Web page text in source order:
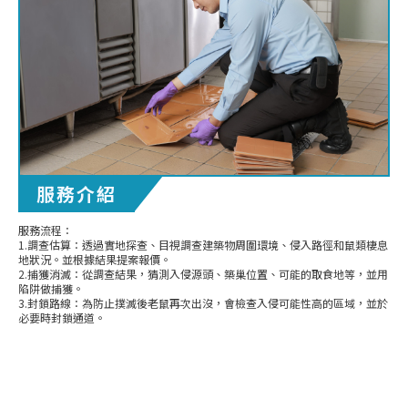
服務介紹
服務流程：
1.調查估算：透過實地探查、目視調查建築物周圍環境、侵入路徑和鼠類棲息
地狀況。並根據結果提案報價。
2.捕獲消滅：從調查結果，猜測入侵源頭、築巢位置、可能的取食地等，並用
陷阱做捕獲。
3.封鎖路線：為防止撲滅後老鼠再次出沒，會檢查入侵可能性高的區域，並於
必要時封鎖通道。